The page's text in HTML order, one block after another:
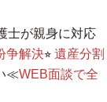
士が親身に対応
争解決⭐︎ 遺産分割
≪WEB面談で全